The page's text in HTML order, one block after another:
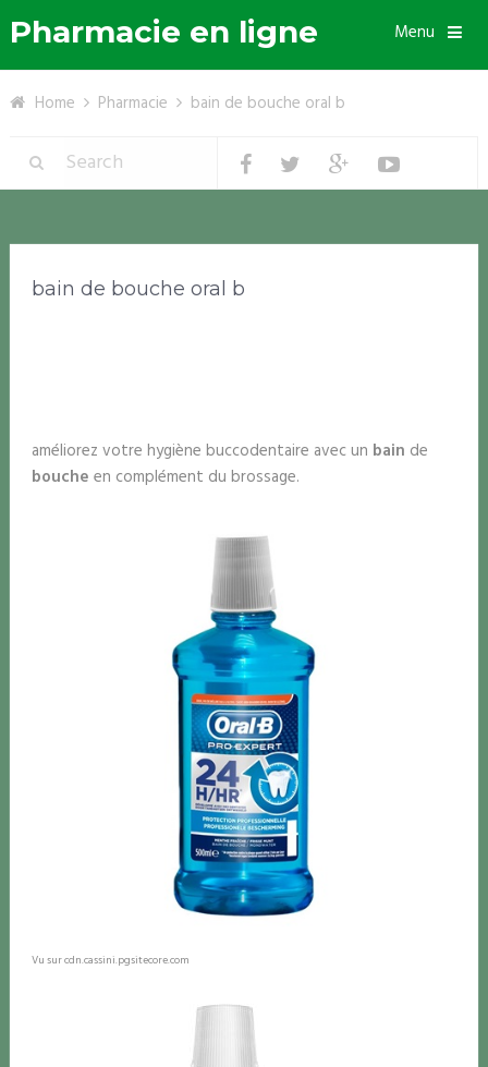
Pharmacie en ligne Menu
Home Pharmacie bain de bouche oral b
bain de bouche oral b
améliorez votre hygiène buccodentaire avec un bain de
bouche en complément du brossage.
Vu sur cdn.cassini.pgsitecore.com